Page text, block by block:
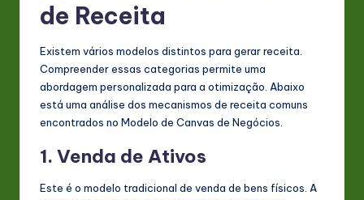
de Receita
Existem vários modelos distintos para gerar receita.
Compreender essas categorias permite uma
abordagem personalizada para a otimização. Abaixo
está uma análise dos mecanismos de receita comuns
encontrados no Modelo de Canvas de Negócios.
1. Venda de Ativos
Este é o modelo tradicional de venda de bens físicos. A